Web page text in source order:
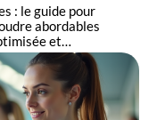
: le guide pour
abordables
et…